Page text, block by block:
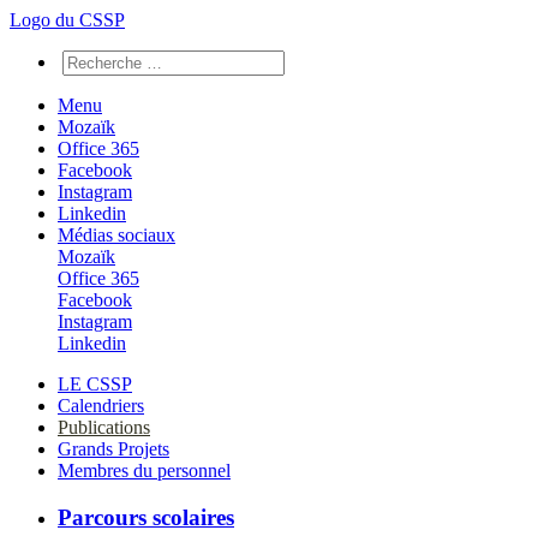
Logo du CSSP
Menu
Mozaïk
Office 365
Facebook
Instagram
Linkedin
Médias sociaux
Mozaïk
Office 365
Facebook
Instagram
Linkedin
LE CSSP
Calendriers
Publications
Grands Projets
Membres du personnel
Parcours scolaires